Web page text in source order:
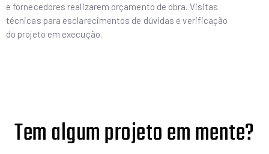
e fornecedores realizarem orçamento de obra. Visitas
técnicas para esclarecimentos de dúvidas e verificação
do projeto em execução.
Tem algum projeto em mente?